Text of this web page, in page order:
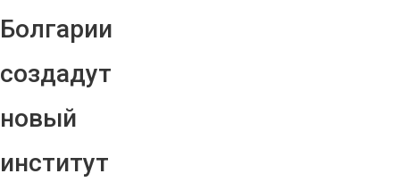
Болгарии
создадут
новый
институт